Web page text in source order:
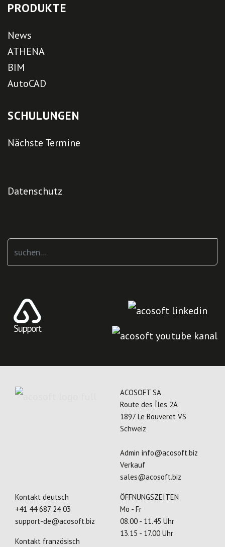
PRODUKTE
News
ATHENA
BIM
AutoCAD
SCHULUNGEN
Nächste Termine
Datenschutz
...
ACOSOFT SA
Route des Îles 2A
1897 Le Bouveret VS
Schweiz
Admin info@acosoft.biz
Verkauf
sales@acosoft.biz
Kontakt deutsch
+41 44 687 24 03
support-de@acosoft.biz
Kontakt französisch
ÖFFNUNGSZEITEN
Mo - Fr
08.00 - 11.45 Uhr
13.15 - 17.00 Uhr